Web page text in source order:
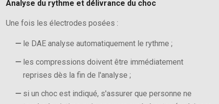
Analyse du rythme et délivrance du choc
Une fois les électrodes posées :
le DAE analyse automatiquement le rythme ;
les compressions doivent être immédiatement
reprises dès la fin de l'analyse ;
si un choc est indiqué, s'assurer que personne ne